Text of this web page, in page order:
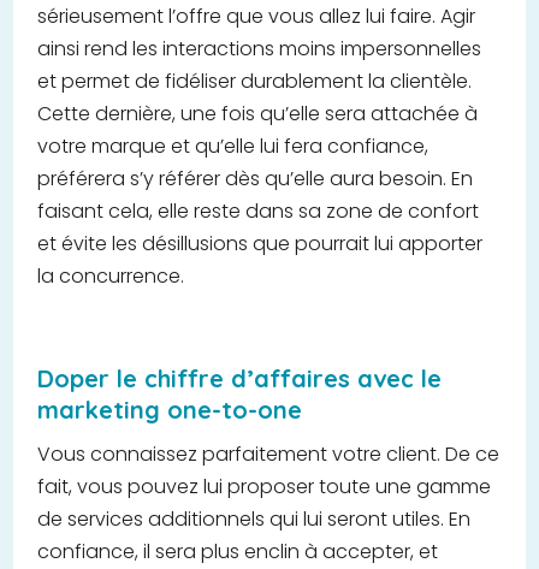
sérieusement l’offre que vous allez lui faire. Agir
ainsi rend les interactions moins impersonnelles
et permet de fidéliser durablement la clientèle.
Cette dernière, une fois qu’elle sera attachée à
votre marque et qu’elle lui fera confiance,
préférera s’y référer dès qu’elle aura besoin. En
faisant cela, elle reste dans sa zone de confort
et évite les désillusions que pourrait lui apporter
la concurrence.
Doper le chiffre d’affaires avec le
marketing one-to-one
Vous connaissez parfaitement votre client. De ce
fait, vous pouvez lui proposer toute une gamme
de services additionnels qui lui seront utiles. En
confiance, il sera plus enclin à accepter, et